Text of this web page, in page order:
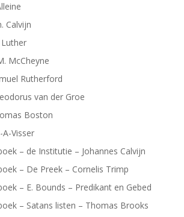
Calvijn
McCheyne
Rutherford
van der Groe
Boston
Visser
– de Institutie – Johannes Calvijn
– De Preek – Cornelis Trimp
– E. Bounds – Predikant en Gebed
– Satans listen – Thomas Brooks